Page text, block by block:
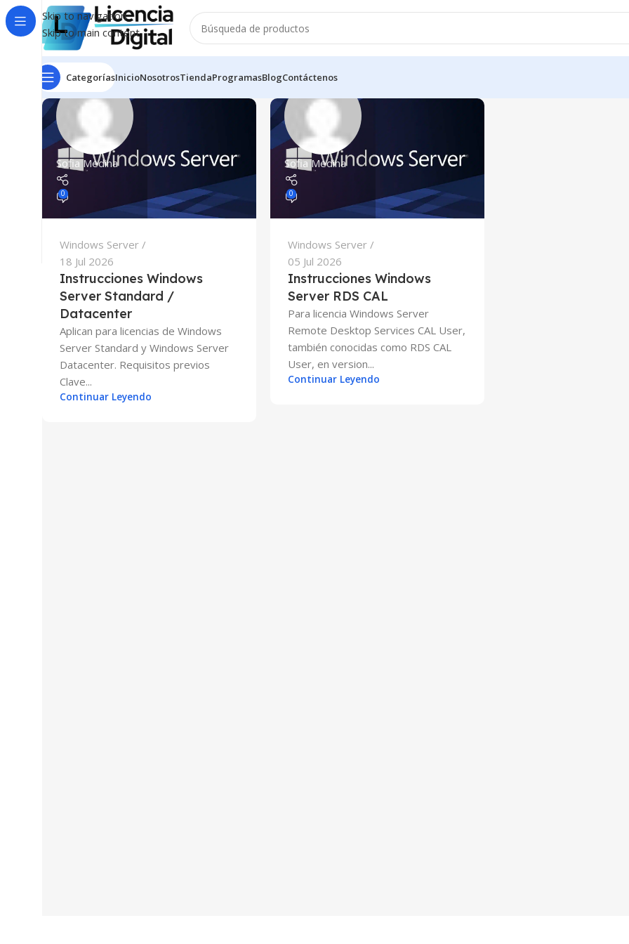
Skip to navigation
Skip to main content
CategoríasInicioNosotrosTiendaProgramasBlogContáctenos
Sofia Medina
0
Windows Server
18 Jul 2026
Instrucciones Windows
Server Standard /
Datacenter
Aplican para licencias de Windows
Server Standard y Windows Server
Datacenter. Requisitos previos
Clave...
Continuar Leyendo
Sofia Medina
0
Windows Server
05 Jul 2026
Instrucciones Windows
Server RDS CAL
Para licencia Windows Server
Remote Desktop Services CAL User,
también conocidas como RDS CAL
User, en version...
Continuar Leyendo